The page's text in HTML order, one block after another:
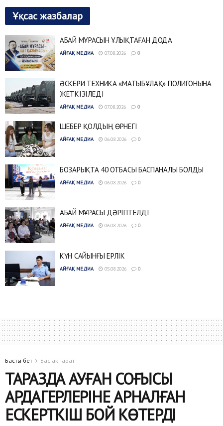
Ұқсас жазбалар
АБАЙ МҰРАСЫН ҰЛЫҚТАҒАН ДОДА
АЙҒАҚ МЕДИА 07.08.2026 0
ӘСКЕРИ ТЕХНИКА «МАТЫБҰЛАҚ» ПОЛИГОНЫНА
ЖЕТКІЗІЛЕДІ
АЙҒАҚ МЕДИА 07.08.2026 0
ШЕБЕР ҚОЛДЫҢ ӨРНЕГІ
АЙҒАҚ МЕДИА 06.08.2026 0
БОЗАРЫҚТА 40 ОТБАСЫ БАСПАНАЛЫ БОЛДЫ
АЙҒАҚ МЕДИА 06.08.2026 0
АБАЙ МҰРАСЫ ДӘРІПТЕЛДІ
АЙҒАҚ МЕДИА 06.08.2026 0
КҮН САЙЫНҒЫ ЕРЛІК
АЙҒАҚ МЕДИА 05.08.2026 0
Басты бет Бас ақпарат
ТАРАЗДА АУҒАН СОҒЫСЫ
АРДАГЕРЛЕРІНЕ АРНАЛҒАН
ЕСКЕРТКІШ БОЙ КӨТЕРДІ